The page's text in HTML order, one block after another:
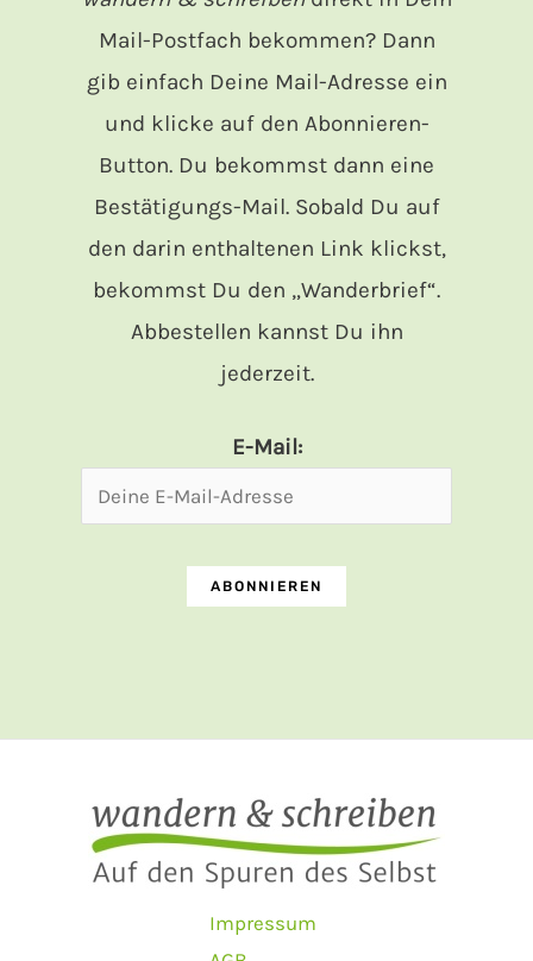
Mail-Postfach bekommen? Dann
gib einfach Deine Mail-Adresse ein
und klicke auf den Abonnieren-
Button. Du bekommst dann eine
Bestätigungs-Mail. Sobald Du auf
den darin enthaltenen Link klickst,
bekommst Du den „Wanderbrief“.
Abbestellen kannst Du ihn
jederzeit.
E-Mail:
Impressum